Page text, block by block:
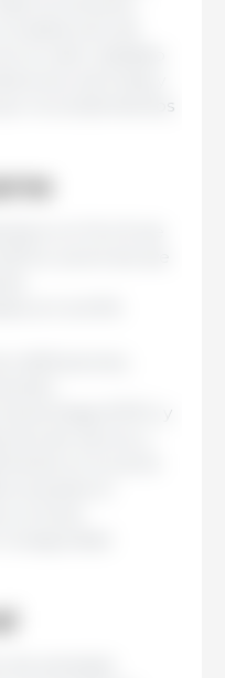
detección de
el valor añadido
las frutas y
incumplimientos
el 10,4 % de
% a carne de ave
en la ACN.
Shiga (STEC) y
durante el
seguridad
actividad